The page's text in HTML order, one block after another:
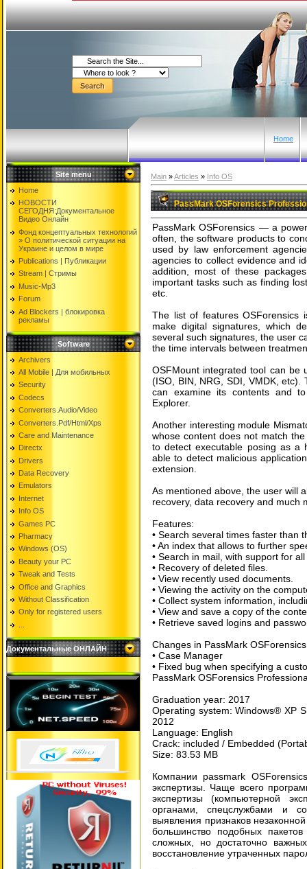
Home
Site menu
Home
НОВОСТИ
СЕГОДНЯ:Документальнoе
Видео Oнлайн
Фонд концептуальных технологий
» O политической ситуации на
Украине и целом в мире
Publications | Публикации
Stream | Стримы
Music-Mp3
Forum
Ad Blockers | блокировкa
рекламы
Software
Archivers
All Mobile | Для мобильных
Security
Codecs
Converters.Audio/Video
Converters.Pdf/Html/Xps
Care and Maintenance
Directx
Drivers
Data Recovery
Emulators
Internet
Info OS
Games PC
Pharmacy
Windows (OS)
Beauty your PC
Tweak and Tests
Office and Graphics
Without Classification
Only for registered users
Документальные ОНЛАЙН
Main »Articles » Info OS
PassMark OSForensics
PassMark OSForensics — a
often, the software products to
used by law enforcement
agencies to collect evidence and
addition, most of these
important tasks such as finding
etc.
The list of features OSForensics
make digital signatures, which
several such signatures, the user
the time intervals between
OSFMount integrated tool can be
(ISO, BIN, NRG, SDI, VMDK,
can examine its contents and
Explorer.
Another interesting module
whose content does not match
to detect executable posing as a
able to detect malicious
extension.
As mentioned above, the user will
recovery, data recovery and much
Features:
• Search several times faster than
• An index that allows to further
• Search in mail, with support for
• Recovery of deleted files.
• View recently used documents.
• Viewing the activity on the
• Collect system information,
• View and save a copy of the
• Retrieve saved logins and
Changes in PassMark
• Case Manager
• Fixed bug when specifying a
PassMark OSForensics
Graduation year: 2017
Operating system: Windows® XP
2012
Language: English
Crack: included / Embedded
Size: 83.53 MB
Компании passmark
экспертизы. Чаще всего
экспертизы (компьютерной
органами, спецслужбами и
выявления признаков
большинство подобных
сложных, но достаточно
восстановление утраченных